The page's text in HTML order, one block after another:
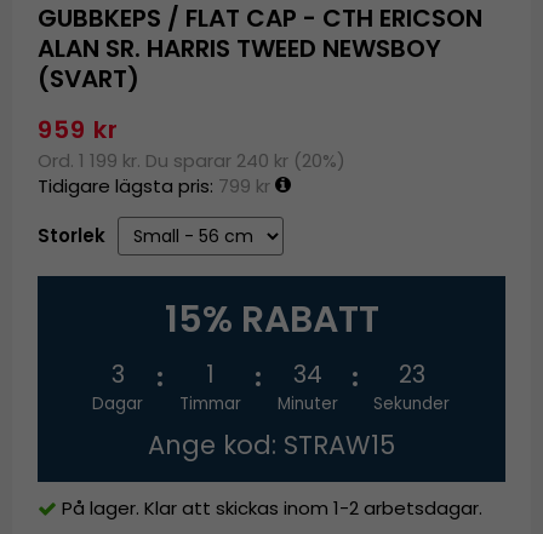
GUBBKEPS / FLAT CAP - CTH ERICSON
ALAN SR. HARRIS TWEED NEWSBOY
(SVART)
959 kr
Ord. 1 199 kr. Du sparar 240 kr (20%)
Tidigare lägsta pris: 799 kr
Storlek
15% RABATT
3
Dagar
1
Timmar
34
Minuter
23
Sekunder
Ange kod: STRAW15
På lager. Klar att skickas inom 1-2 arbetsdagar.